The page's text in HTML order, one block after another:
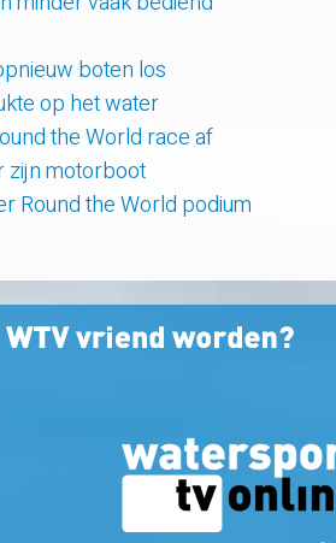
boten los
op het water
the World race af
zijn motorboot
Round the World podium